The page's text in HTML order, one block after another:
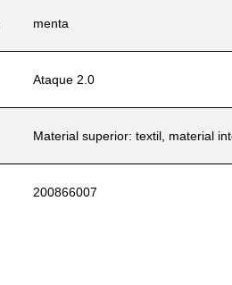
menta
Ataque 2.0
Material superior: textil, material
200866007